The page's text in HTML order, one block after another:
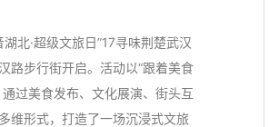
湖北·超级文旅日”17寻味荆楚武汉
路步行街开启。活动以“跟着美食
通过美食发布、文化展演、街头互
维形式，打造了一场沉浸式文旅